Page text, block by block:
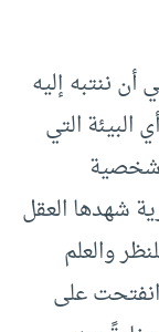
أن ننتبه إليه
البيئة التي
شهدها العقل
والعلم
على